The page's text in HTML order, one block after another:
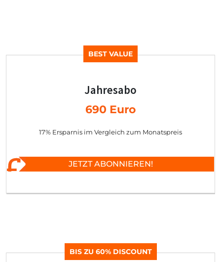
BEST VALUE
Jahresabo
690 Euro
17% Ersparnis im Vergleich zum Monatspreis
JETZT ABONNIEREN!
BIS ZU 60% DISCOUNT